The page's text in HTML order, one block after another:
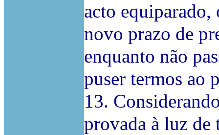
acto
novo prazo de
enquanto não
puser termos ao
13.
provada à luz de